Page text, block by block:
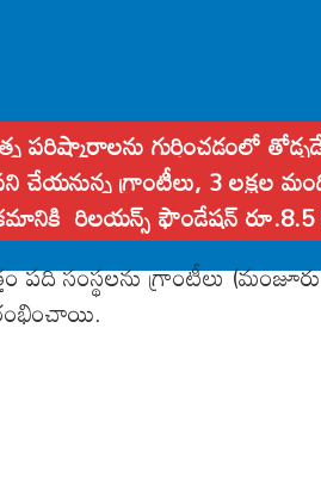
పరిష్కారాలను గుర్తించడంలో
చేయనున్న గ్రాంటీలు, 3 లక్షల
రిలయన్స్ ఫౌండేషన్ రూ.8.5
సంస్థలను గ్రాంటీలు